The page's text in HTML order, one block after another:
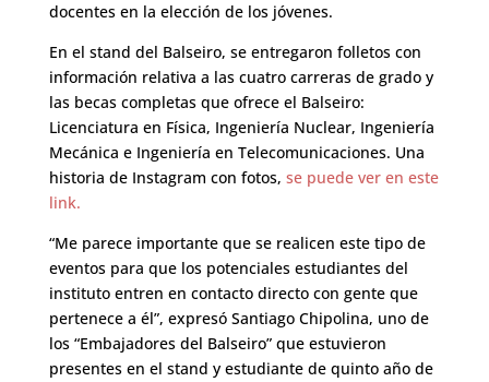
docentes en la elección de los jóvenes.
En el stand del Balseiro, se entregaron folletos con
información relativa a las cuatro carreras de grado y
las becas completas que ofrece el Balseiro:
Licenciatura en Física, Ingeniería Nuclear, Ingeniería
Mecánica e Ingeniería en Telecomunicaciones. Una
historia de Instagram con fotos, se puede ver en este
link.
“Me parece importante que se realicen este tipo de
eventos para que los potenciales estudiantes del
instituto entren en contacto directo con gente que
pertenece a él”, expresó Santiago Chipolina, uno de
los “Embajadores del Balseiro” que estuvieron
presentes en el stand y estudiante de quinto año de